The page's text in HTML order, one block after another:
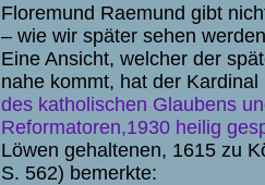
Floremund Raemund gibt
– wie wir später sehen
Eine Ansicht, welcher der
nahe kommt, hat der
des katholischen Glaubens
Reformatoren,1930 heilig
Löwen gehaltenen, 1615 zu
S. 562) bemerkte: